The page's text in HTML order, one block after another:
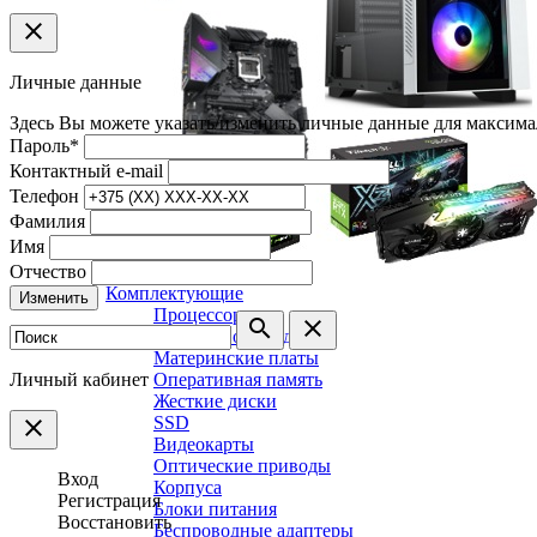
Комплектующие
Процессоры
Системы охлаждения
Материнские платы
Оперативная память
Жесткие диски
SSD
Видеокарты
Оптические приводы
Корпуса
Блоки питания
Беспроводные адаптеры
clear
Личные данные
Здесь Вы можете указать/изменить личные данные для
Пароль*
Контактный e-mail
Телефон
Фамилия
Имя
Отчество
Изменить
search clear
Личный кабинет
clear
Вход
Регистрация
Восстановить